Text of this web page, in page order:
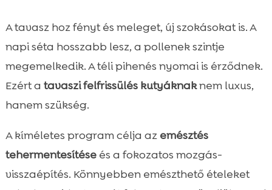
A tavasz hoz fényt és meleget, új szokásokat is. A
napi séta hosszabb lesz, a pollenek szintje
megemelkedik. A téli pihenés nyomai is érződnek.
Ezért a tavaszi felfrissülés kutyáknaknem luxus,
hanem szükség.
A kíméletes program célja az emésztés
tehermentesítéseés a fokozatos mozgás-
visszaépítés. Könnyebben emészthető ételeket